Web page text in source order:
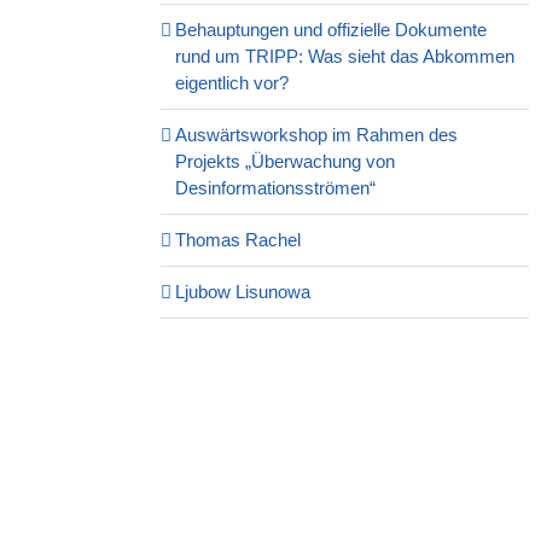
Behauptungen und offizielle Dokumente
rund um TRIPP: Was sieht das Abkommen
eigentlich vor?
Auswärtsworkshop im Rahmen des
Projekts „Überwachung von
Desinformationsströmen“
Thomas Rachel
Ljubow Lisunowa